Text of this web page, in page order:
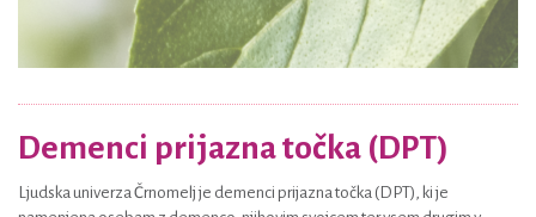
Demenci prijazna točka (DPT)
Ljudska univerza Črnomelj je demenci prijazna točka (DPT), ki je